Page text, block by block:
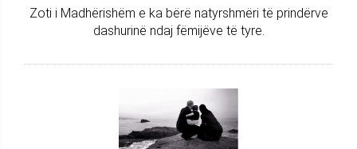
Zoti i Madhërishëm e ka bërë natyrshmëri të prindërve
dashurinë ndaj fëmijëve të tyre.